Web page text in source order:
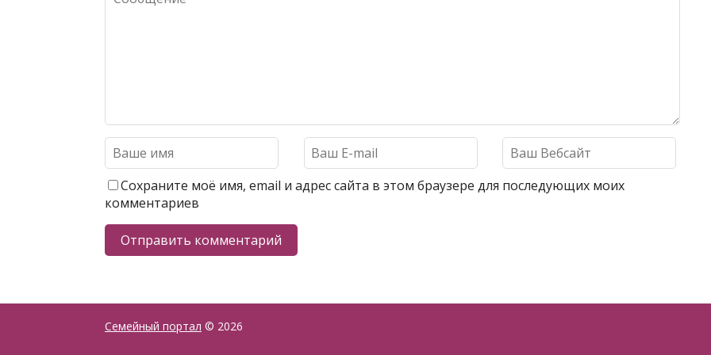
Сохраните моё имя, email и адрес сайта в этом браузере для последующих моих
комментариев
Семейный портал © 2026